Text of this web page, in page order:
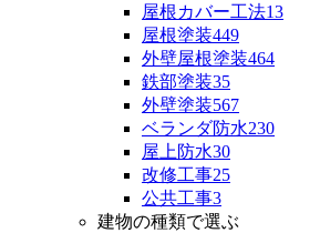
屋根カバー工法13
屋根塗装449
外壁屋根塗装464
鉄部塗装35
外壁塗装567
ベランダ防水230
屋上防水30
改修工事25
公共工事3
建物の種類で選ぶ